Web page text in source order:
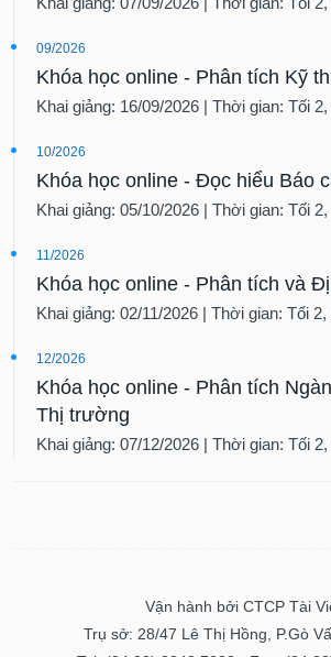
09/2026
Khóa học online - Phân tích Kỹ
Khai giảng: 16/09/2026 | Thời gian: Tối 2,
10/2026
Khóa học online - Đọc hiểu Báo
Khai giảng: 05/10/2026 | Thời gian: Tối 2,
11/2026
Khóa học online - Phân tích và
Khai giảng: 02/11/2026 | Thời gian: Tối 2,
12/2026
Khóa học online - Phân tích
Thị trường
Khai giảng: 07/12/2026 | Thời gian: Tối 2,
Vận hành bởi CTCP Tài
Trụ sở: 28/47 Lê Thị Hồng, P.Gò